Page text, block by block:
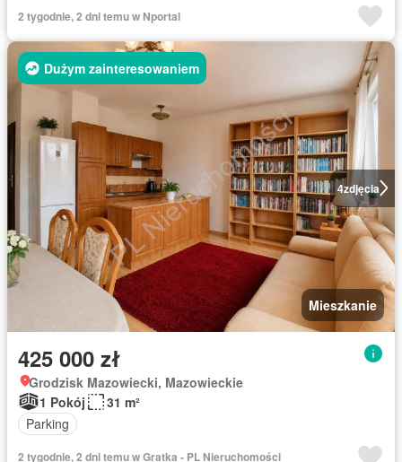
2 tygodnie, 2 dni temu w Nportal
4zdjęcia
Dużym zainteresowaniem
Mieszkanie
425 000 zł
Grodzisk Mazowiecki, Mazowieckie
1 Pokój
31 m²
Parking
2 tygodnie, 2 dni temu w Gratka - PL Nieruchomości